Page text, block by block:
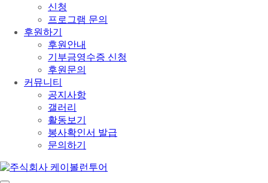
신청
프로그램 문의
후원하기
후원안내
기부금영수증 신청
후원문의
커뮤니티
공지사항
갤러리
활동보기
봉사확인서 발급
문의하기